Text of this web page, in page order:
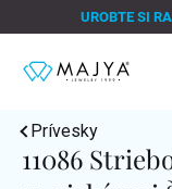
na
UROBTE SI
Prívesky
11086